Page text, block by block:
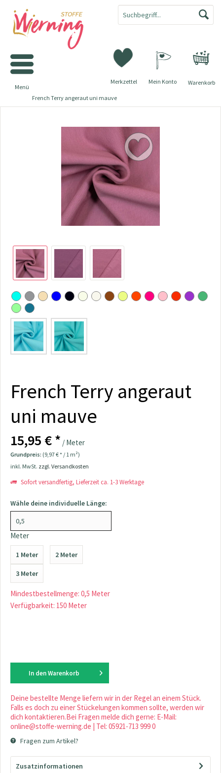
Warenkorb
Merkzettel Mein Konto
Menü
French Terry angeraut uni mauve
French Terry angeraut
uni mauve
15,95 € * / Meter
Grundpreis: (9,97 € * / 1 m²)
inkl. MwSt. zzgl. Versandkosten
Sofort versandfertig, Lieferzeit ca. 1-3 Werktage
Wähle deine individuelle Länge:
Meter
1 Meter 2 Meter
3 Meter
Mindestbestellmenge: 0,5 Meter
Verfügbarkeit: 150 Meter
In den Warenkorb
Deine bestellte Menge liefern wir in der Regel an einem Stück.
Falls es doch zu einer Stückelungen kommen sollte, werden wir
dich kontaktieren.Bei Fragen melde dich gerne: E-Mail:
online@stoffe-werning.de | Tel: 05921-713 999 0
Fragen zum Artikel?
Zusatzinformationen